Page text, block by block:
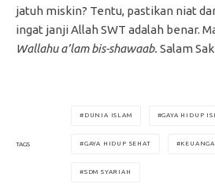
jatuh miskin? Tentu, pastikan niat
ingat janji Allah SWT adalah benar.
Wallahu a’lam bis-shawaab. Salam
TAGS
DUNIA ISLAM GAYA HIDUP
GAYA HIDUP SEHAT
SDM SYARIAH